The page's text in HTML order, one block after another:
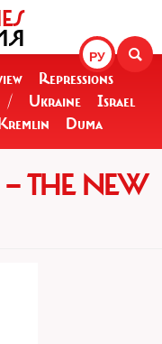
РУ
Repressions
/ Ukraine
Israel
Duma
THE NEW